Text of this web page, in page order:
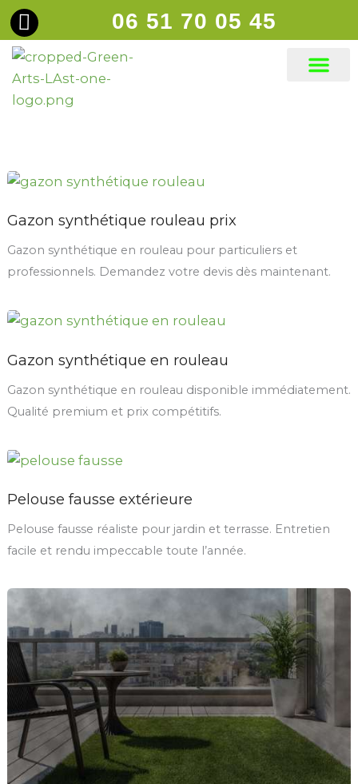
principal
Aller
au
contenu
06 51 70 05 45
Gazon synthétique rouleau prix
Gazon synthétique en rouleau pour particuliers et
professionnels. Demandez votre devis dès maintenant.
Gazon synthétique en rouleau
Gazon synthétique en rouleau disponible immédiatement.
Qualité premium et prix compétitifs.
Pelouse fausse extérieure
Pelouse fausse réaliste pour jardin et terrasse. Entretien
facile et rendu impeccable toute l’année.